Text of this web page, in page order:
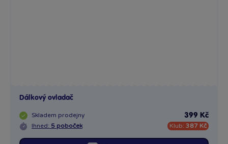
Dálkový ovladač
Skladem prodejny
Ihned: 5 poboček
399 Kč
Klub: 387 Kč